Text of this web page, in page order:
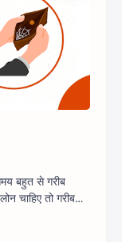
चाहिए तो गरीब